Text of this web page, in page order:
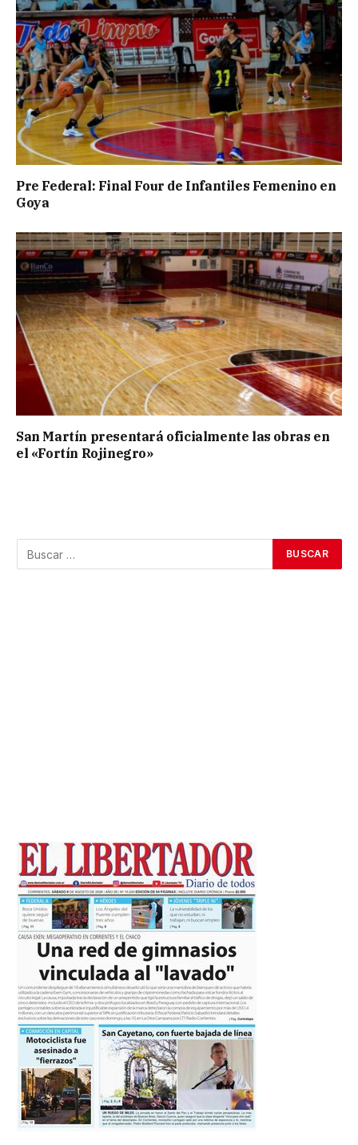
Pre Federal: Final Four de Infantiles Femenino en
Goya
San Martín presentará oficialmente las obras en
el «Fortín Rojinegro»